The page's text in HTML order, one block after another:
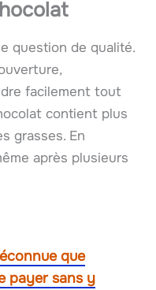
question de qualité.
facilement tout
contient plus
grasses. En
après plusieurs
que
payer sans y